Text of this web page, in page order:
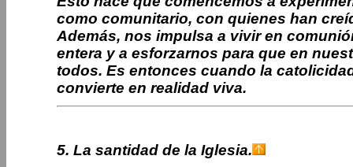
como comunitario, con quienes han
Además, nos impulsa a vivir en
entera y a esforzarnos para que en
todos. Es entonces cuando la
convierte en realidad viva.
5. La santidad de la Iglesia.